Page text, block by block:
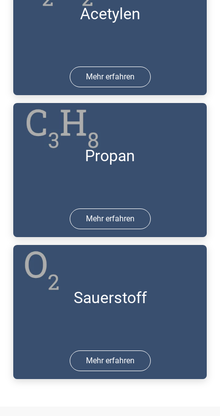
Acetylen
Mehr erfahren
Propan
Mehr erfahren
Sauerstoff
Mehr erfahren